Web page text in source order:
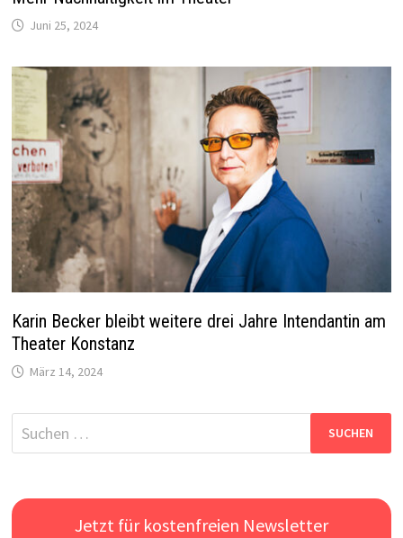
Juni 25, 2024
Karin Becker bleibt weitere drei Jahre Intendantin am
Theater Konstanz
März 14, 2024
Suchen
nach:
Jetzt für kostenfreien Newsletter